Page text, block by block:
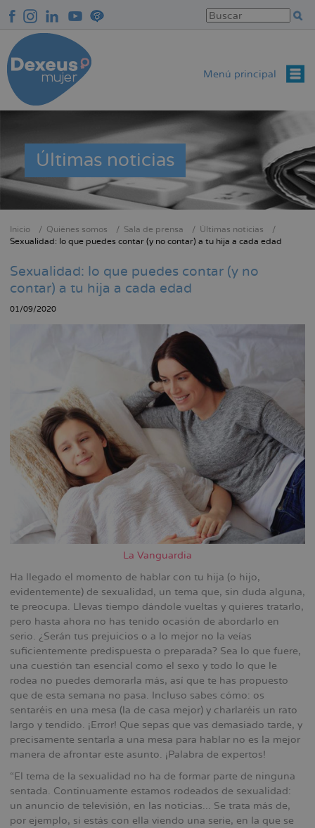
contenido
principal
Menú principal
Últimas noticias
Sobrescribir
de
ayuda
a
Inicio Quiénes somos Sala de prensa
Últimas noticias
Sexualidad: lo que puedes contar (y no contar) a tu hija a cada edad
Sexualidad: lo que puedes contar (y no
contar) a tu hija a cada edad
01/09/2020
La Vanguardia
Ha llegado el momento de hablar con tu hija (o hijo,
evidentemente) de sexualidad, un tema que, sin duda alguna,
te preocupa. Llevas tiempo dándole vueltas y quieres tratarlo,
pero hasta ahora no has tenido ocasión de abordarlo en
serio. ¿Serán tus prejuicios o a lo mejor no la veías
suficientemente predispuesta o preparada? Sea lo que fuere,
una cuestión tan esencial como el sexo y todo lo que le
rodea no puedes demorarla más, así que te has propuesto
que de esta semana no pasa. Incluso sabes cómo: os
sentaréis en una mesa (la de casa mejor) y charlaréis un rato
largo y tendido. ¡Error! Que sepas que vas demasiado tarde, y
precisamente sentarla a una mesa para hablar no es la mejor
manera de afrontar este asunto. ¡Palabra de expertos!
“El tema de la sexualidad no ha de formar parte de ninguna
sentada. Continuamente estamos rodeados de sexualidad:
un anuncio de televisión, en las noticias... Se trata más de,
por ejemplo, si estás con ella viendo una serie, en la que se